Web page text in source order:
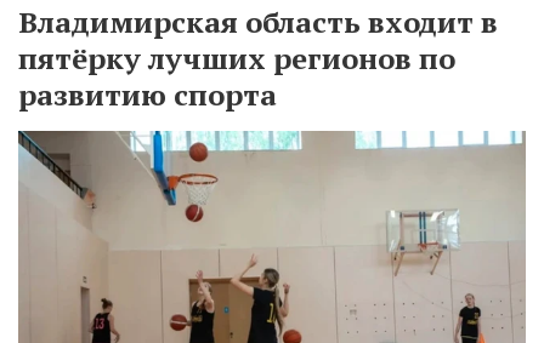
Владимирская область входит в
пятёрку лучших регионов по
развитию спорта